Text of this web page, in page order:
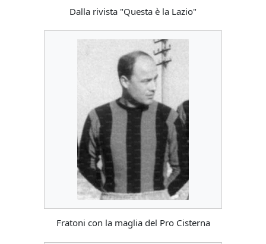
Dalla rivista "Questa è la Lazio"
Fratoni con la maglia del Pro Cisterna